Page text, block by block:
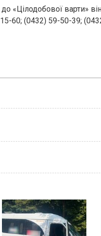
«Цілодобової варти»
60; (0432) 59-50-39;